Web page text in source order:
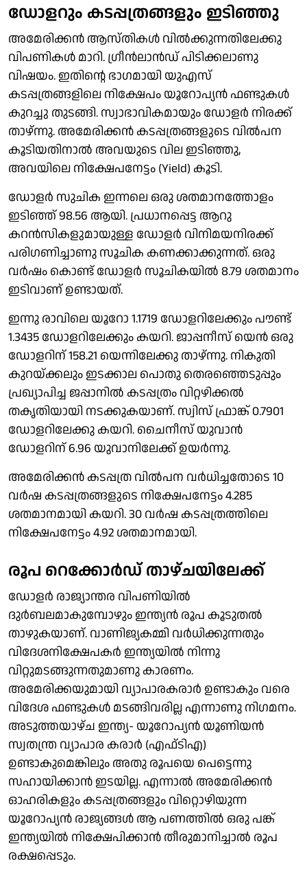
ഡോളറും കടപ്പത്രങ്ങളും ഇടിഞ്ഞു
അമേരിക്കൻ ആസ്തികൾ വിൽക്കുന്നതിലേക്കു
വിപണികൾ മാറി. ഗ്രീൻലാൻഡ് പിടിക്കലാണു
വിഷയം. ഇതിൻ്റെ ഭാഗമായി യുഎസ്
കടപ്പത്രങ്ങളിലെ നിക്ഷേപം യൂറോപ്യൻ ഫണ്ടുകൾ
കുറച്ചു തുടങ്ങി. സ്വാഭാവികമായും ഡോളർ നിരക്ക്
താഴ്‌ന്നു. അമേരിക്കൻ കടപ്പത്രങ്ങളുടെ വിൽപന
കൂടിയതിനാൽ അവയുടെ വില ഇടിഞ്ഞു,
അവയിലെ നിക്ഷേപനേട്ടം (Yield) കൂടി.
ഡോളർ സുചിക ഇന്നലെ ഒരു ശതമാനത്തോളം
ഇടിഞ്ഞ് 98.56 ആയി. പ്രധാനപ്പെട്ട ആറു
കറൻസികളുമായുള്ള ഡോളർ വിനിമയനിരക്ക്
പരിഗണിച്ചാണു സൂചിക കണക്കാക്കുന്നത്. ഒരു
വർഷം കൊണ്ട് ഡോളർ സൂചികയിൽ 8.79 ശതമാനം
ഇടിവാണ് ഉണ്ടായത്.
ഇന്നു രാവിലെ യൂറോ 1.1719 ഡോളറിലേക്കും പൗണ്ട്
1.3435 ഡോളറിലേക്കും കയറി. ജാപ്പനീസ് യെൻ ഒരു
ഡോളറിന് 158.21 യെന്നിലേക്കു താഴ്‌ന്നു. നികുതി
കുറയ്ക്കലും ഇടക്കാല പൊതു തെരഞ്ഞെടുപ്പും
പ്രഖ്യാപിച്ച ജപ്പാനിൽ കടപ്പത്രം വിറ്റഴിക്കൽ
തകൃതിയായി നടക്കുകയാണ്. സ്വിസ് ഫ്രാങ്ക് 0.7901
ഡോളറിലേക്കു കയറി. ചൈനീസ് യുവാൻ
ഡോളറിന് 6.96 യുവാനിലേക്ക് ഉയർന്നു.
അമേരിക്കൻ കടപ്പത്ര വിൽപന വർധിച്ചതോടെ 10
വർഷ കടപ്പത്രങ്ങളുടെ നിക്ഷേപനേട്ടം 4.285
ശതമാനമായി കയറി. 30 വർഷ കടപ്പത്രത്തിലെ
നിക്ഷേപനേട്ടം 4.92 ശതമാനമായി.
രൂപ റെക്കോർഡ് താഴ്ചയിലേക്ക്
ഡോളർ രാജ്യാന്തര വിപണിയിൽ
ദുർബലമാകുമ്പോഴും ഇന്ത്യൻ രൂപ കൂടുതൽ
താഴുകയാണ്. വാണിജ്യകമ്മി വർധിക്കുന്നതും
വിദേശനിക്ഷേപകർ ഇന്ത്യയിൽ നിന്നു
വിറ്റുമടങ്ങുന്നതുമാണു കാരണം.
അമേരിക്കയുമായി വ്യാപാരകരാർ ഉണ്ടാകും വരെ
വിദേശ ഫണ്ടുകൾ മടങ്ങിവരില്ല എന്നാണു നിഗമനം.
അടുത്തയാഴ്ച ഇന്ത്യ- യൂറോപ്യൻ യൂണിയൻ
സ്വതന്ത്ര വ്യാപാര കരാർ (എഫ്ടിഎ)
ഉണ്ടാകുമെങ്കിലും അതു രൂപയെ പെട്ടെന്നു
സഹായിക്കാൻ ഇടയില്ല. എന്നാൽ അമേരിക്കൻ
ഓഹരികളും കടപ്പത്രങ്ങളും വിറ്റൊഴിയുന്ന
യൂറോപ്യൻ രാജ്യങ്ങൾ ആ പണത്തിൽ ഒരു പങ്ക്
ഇന്ത്യയിൽ നിക്ഷേപിക്കാൻ തീരുമാനിച്ചാൽ രൂപ
രക്ഷപ്പെടും.